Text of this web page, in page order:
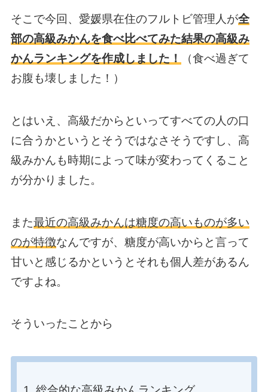
そこで今回、愛媛県在住のフルトビ管理人が全
部の高級みかんを食べ比べてみた結果の高級み
かんランキングを作成しました！
（食べ過ぎて
お腹も壊しました！）
とはいえ、高級だからといってすべての人の口
に合うかというとそうではなさそうですし、高
級みかんも時期によって味が変わってくること
が分かりました。
また最近の高級みかんは糖度の高いものが多い
のが特徴なんですが、糖度が高いからと言って
甘いと感じるかというとそれも個人差があるん
ですよね。
そういったことから